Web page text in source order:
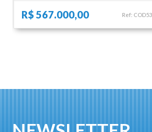
Ref:
R$ 567.000,00